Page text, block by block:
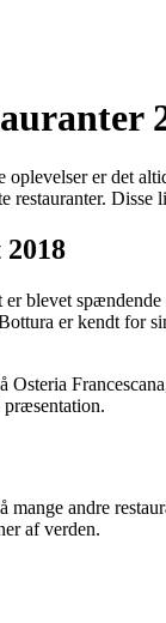
er det
restauranter.
er blevet
er kendt for
Osteria
præsentation.
mange andre
af verden.